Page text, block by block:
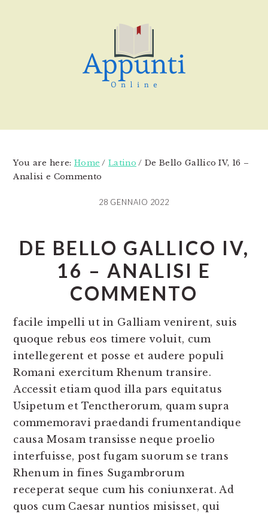
You are here: Home / Latino / De Bello Gallico IV, 16 –
Analisi e Commento
28 GENNAIO 2022
DE BELLO GALLICO IV,
16 – ANALISI E
COMMENTO
facile impelli ut in Galliam venirent, suis
quoque rebus eos timere voluit, cum
intellegerent et posse et audere populi
Romani exercitum Rhenum transire.
Accessit etiam quod illa pars equitatus
Usipetum et Tenctherorum, quam supra
commemoravi praedandi frumentandique
causa Mosam transisse neque proelio
interfuisse, post fugam suorum se trans
Rhenum in fines Sugambrorum
receperat seque cum his coniunxerat. Ad
quos cum Caesar nuntios misisset, qui